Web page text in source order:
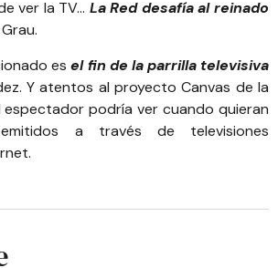
ver la TV… La Red desafía al reinado
esel fin de la parrilla televisiva
Y atentos al proyecto Canvas de la
podría ver cuando quieran
a través de televisiones